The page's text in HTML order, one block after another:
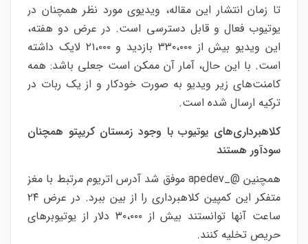
تا زمان انتشار این مقاله، ویدیوی مورد نظر همچنان در
یوتیوب فعال و قابل دسترسی است. در عرض دو هفته،
این ویدیو بیش از ۳۳۰،۰۰۰ بازدید و ۲۱،۰۰۰ لایک داشته
است. با این حال، آمار آن ممکن است جعلی باشد: همه
کامنت‌های زیر ویدیو به صورت خودکار و از یک ربات در
ترکیه ارسال شده است.
کلاهبرداری‌های یوتیوب با وجود زمستان کریپتو همچنان
سودآور هستند
همچنین @_apedev موفق شد آدرس اتریوم مرتبط با مغز
متفکر این کمپین کلاهبرداری را از بین ببرد. در عرض ۲۴
ساعت آنها توانستند بیش از ۳۰،۰۰۰ دلار از یوتیوبرهای
حریص تخلیه کنند.